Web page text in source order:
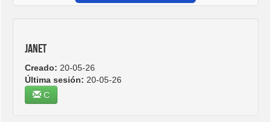
Janet
Creado: 20-05-26
Última sesión: 20-05-26
C